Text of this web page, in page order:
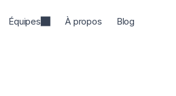
Équipes À propos Blog